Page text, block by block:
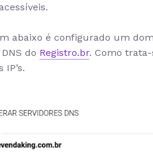
abaixo é configurado um
do Registro.br. Como trata-
IP’s.